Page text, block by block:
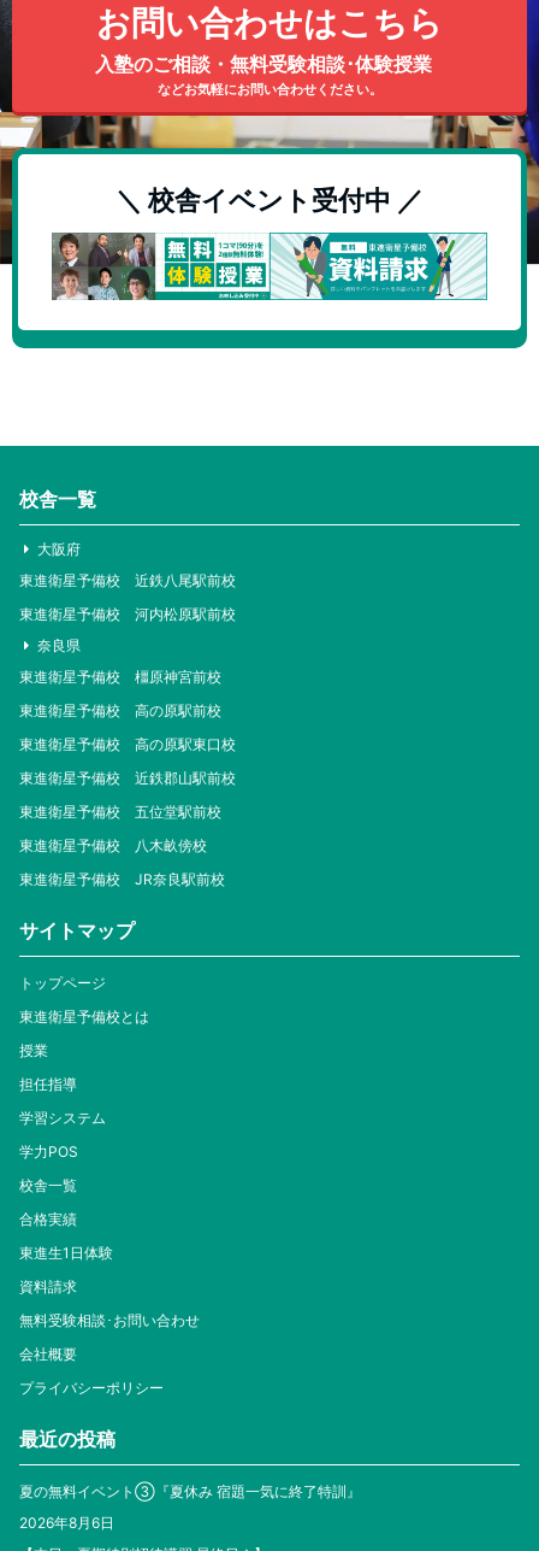
お問い合わせはこちら
入塾のご相談・無料受験相談･体験授業
などお気軽にお問い合わせください。
＼ 校舎イベント受付中 ／
校舎一覧
大阪府
東進衛星予備校 近鉄八尾駅前校
東進衛星予備校 河内松原駅前校
奈良県
東進衛星予備校 橿原神宮前校
東進衛星予備校 高の原駅前校
東進衛星予備校 高の原駅東口校
東進衛星予備校 近鉄郡山駅前校
東進衛星予備校 五位堂駅前校
東進衛星予備校 八木畝傍校
東進衛星予備校 JR奈良駅前校
サイトマップ
トップページ
東進衛星予備校とは
授業
担任指導
学習システム
学力POS
校舎一覧
合格実績
東進生1日体験
資料請求
無料受験相談･お問い合わせ
会社概要
プライバシーポリシー
最近の投稿
夏の無料イベント③『夏休み 宿題一気に終了特訓』
2026年8月6日